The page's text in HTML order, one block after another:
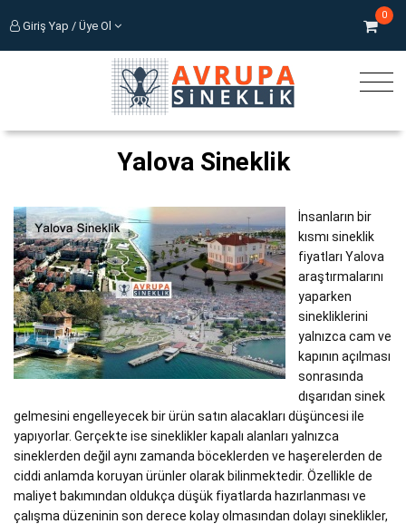
Giriş Yap / Üye Ol
0
Yalova Sineklik
İnsanların bir
kısmı sineklik
fiyatları Yalova
araştırmalarını
yaparken
sinekliklerini
yalnızca cam ve
kapının açılması
sonrasında
dışarıdan sinek
gelmesini engelleyecek bir ürün satın alacakları düşüncesi ile
yapıyorlar. Gerçekte ise sineklikler kapalı alanları yalnızca
sineklerden değil aynı zamanda böceklerden ve haşerelerden de
ciddi anlamda koruyan ürünler olarak bilinmektedir. Özellikle de
maliyet bakımından oldukça düşük fiyatlarda hazırlanması ve
çalışma düzeninin son derece kolay olmasından dolayı sineklikler,